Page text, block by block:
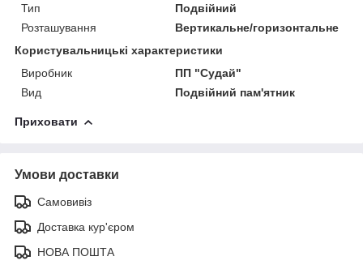
Тип
Подвійний
Розташування
Вертикальне/горизонтальне
Користувальницькі характеристики
Виробник
ПП "Судай"
Вид
Подвійний пам'ятник
Приховати
Умови доставки
Самовивіз
Доставка кур'єром
НОВА ПОШТА